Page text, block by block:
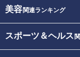
美容関連ランキング
スポーツ＆ヘルス